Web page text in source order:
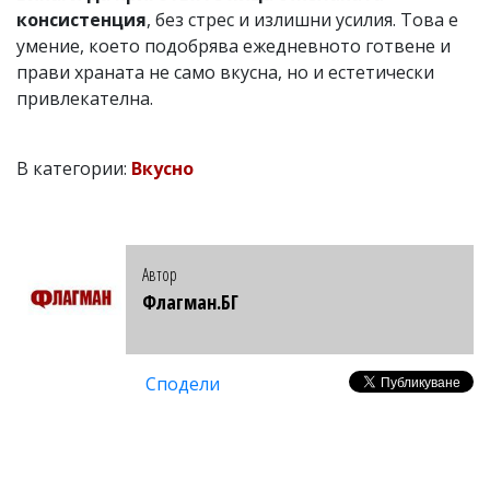
консистенция, без стрес и излишни усилия. Това е
умение, което подобрява ежедневното готвене и
прави храната не само вкусна, но и естетически
привлекателна.
В категории: Вкусно
Автор
Флагман.БГ
Сподели